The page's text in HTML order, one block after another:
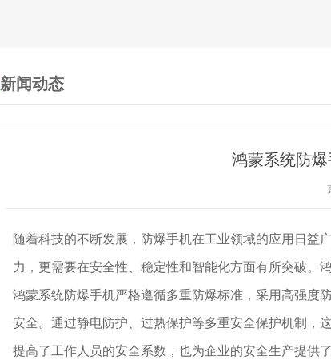
新闻动态
鸿蒙系统防
随着科技的不断发展，防爆手机在工业领域的应用日益
力，更需要在安全性、稳定性和智能化方面有所突破。
鸿蒙系统防爆手机严格遵循多重防爆标准，采用高强度
安全。通过静电防护、过热保护等多重安全保护机制，
提高了工作人员的安全系数，也为企业的安全生产提供了